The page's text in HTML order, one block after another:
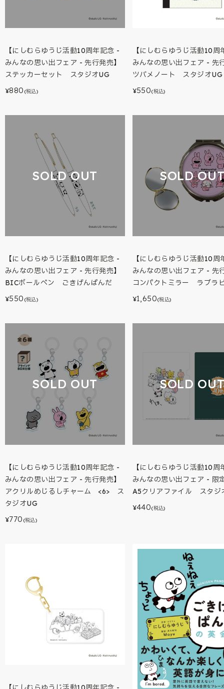
【にしむらゆうじ活動10周年記念 -
みんなの思い出フェア - 先行発売】
ステッカーセット スタジオUG
¥880 (税込)
【にしむらゆうじ活動10周
みんなの思い出フェア - 先
ツバメノート スタジオUG
¥550(税込)
SOLD OUT
【にしむらゆうじ活動10周年記念 -
みんなの思い出フェア - 先行発売】
BICボールペン ごきげんぱんだ
¥550 (税込)
SOLD
【にしむらゆうじ活動10周
みんなの思い出フェア - 先
コンパクトミラー ラブラ
¥1,650(税込)
SOLD OUT
【にしむらゆうじ活動10周年記念 -
みんなの思い出フェア - 先行発売】
アクリルめじるしチャーム <6> ス
タジオUG
¥770 (税込)
SOLD
【にしむらゆうじ活動10周
みんなの思い出フェア - 限
A5クリアファイル スタジ
¥440(税込)